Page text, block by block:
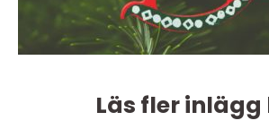
Läs fler inlägg